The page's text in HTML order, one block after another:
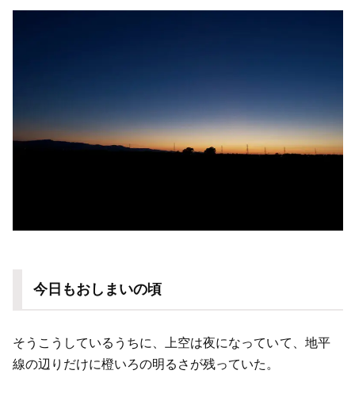
今日もおしまいの頃
そうこうしているうちに、上空は夜になっていて、地平
線の辺りだけに橙いろの明るさが残っていた。